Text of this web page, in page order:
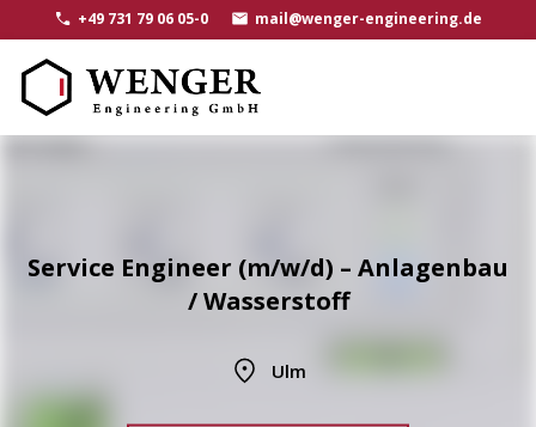
+49 731 79 06 05-0 mail@wenger-engineering.de
Service Engineer (m/w/d) – Anlagenbau
/ Wasserstoff
Ulm